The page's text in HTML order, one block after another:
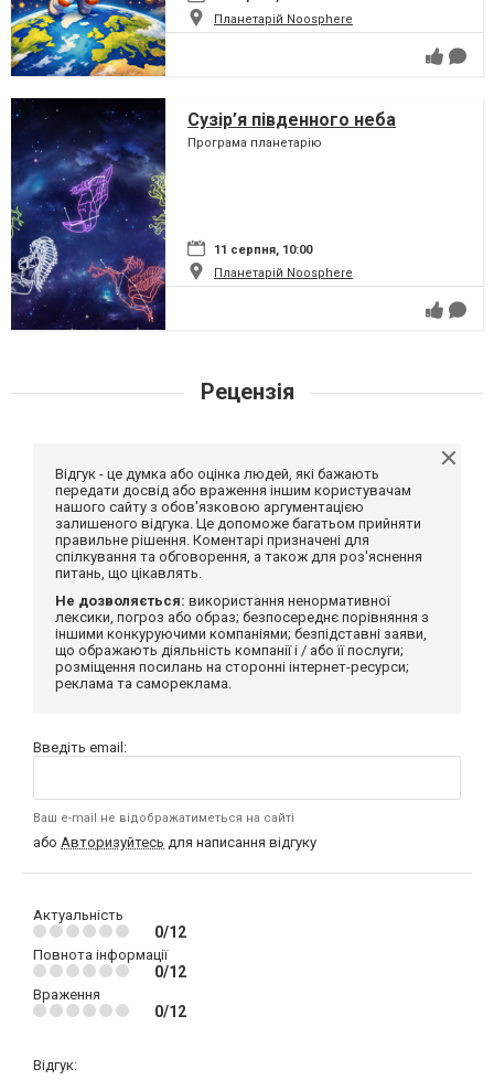
Планетарій Noosphere
Сузір’я південного неба
Програма планетарію
11 серпня, 10:00
Планетарій Noosphere
Рецензія
Відгук - це думка або оцінка людей, які бажають
передати досвід або враження іншим користувачам
нашого сайту з обов'язковою аргументацією
залишеного відгука. Це допоможе багатьом прийняти
правильне рішення. Коментарі призначені для
спілкування та обговорення, а також для роз'яснення
питань, що цікавлять.
Не дозволяється: використання ненормативної
лексики, погроз або образ; безпосереднє порівняння з
іншими конкуруючими компаніями; безпідставні заяви,
що ображають діяльність компанії і / або її послуги;
розміщення посилань на сторонні інтернет-ресурси;
реклама та самореклама.
Введіть email:
Ваш e-mail не відображатиметься на сайті
або Авторизуйтесь для написання відгуку
Актуальність
0/12
Повнота інформації
0/12
Враження
0/12
Відгук: